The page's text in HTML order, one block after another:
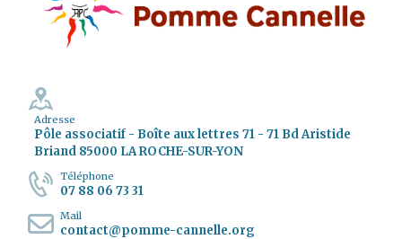
Adresse
Pôle associatif - Boîte aux lettres 71 - 71 Bd Aristide
Briand 85000 LA ROCHE-SUR-YON
Téléphone
07 88 06 73 31
Mail
contact@pomme-cannelle.org